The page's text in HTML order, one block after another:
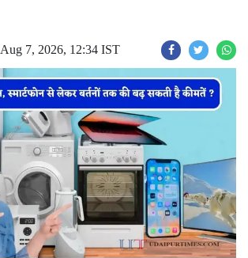
Aug 7, 2026, 12:34 IST